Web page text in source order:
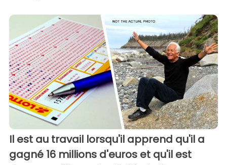
Il est au travail lorsqu'il apprend qu'il a
gagné 16 millions d'euros et qu'il est